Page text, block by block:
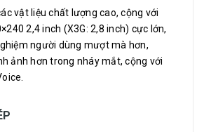
vật liệu chất lượng cao, cộng với
2,4 inch (X3G: 2,8 inch) cực lớn,
người dùng mượt mà hơn,
ảnh hơn trong nháy mắt, cộng với